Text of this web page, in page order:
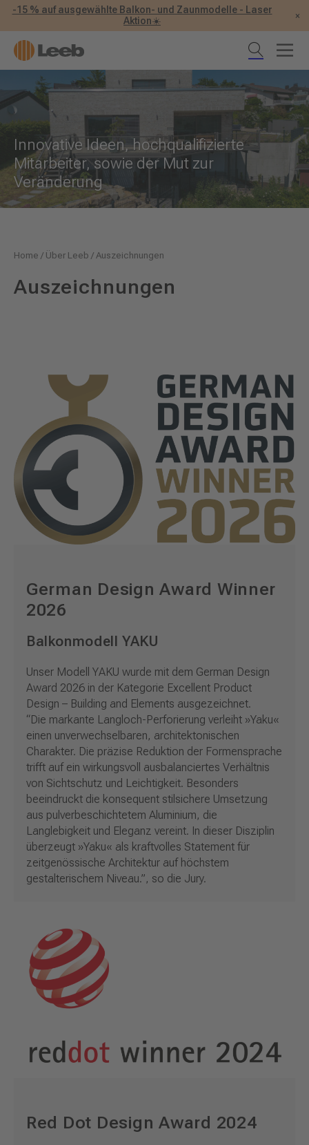
-15 % auf ausgewählte Balkon- und Zaunmodelle - Laser
Aktion☀️
×
Innovative Ideen, hochqualifizierte
Mitarbeiter, sowie der Mut zur
Veränderung
Home / Über Leeb / Auszeichnungen
Auszeichnungen
German Design Award Winner
2026
Balkonmodell YAKU
Unser Modell YAKU wurde mit dem German Design
Award 2026 in der Kategorie Excellent Product
Design – Building and Elements ausgezeichnet.
“Die markante Langloch-Perforierung verleiht »Yaku«
einen unverwechselbaren, architektonischen
Charakter. Die präzise Reduktion der Formensprache
trifft auf ein wirkungsvoll ausbalanciertes Verhältnis
von Sichtschutz und Leichtigkeit. Besonders
beeindruckt die konsequent stilsichere Umsetzung
aus pulverbeschichtetem Aluminium, die
Langlebigkeit und Eleganz vereint. In dieser Disziplin
überzeugt »Yaku« als kraftvolles Statement für
zeitgenössische Architektur auf höchstem
gestalterischem Niveau.”, so die Jury.
Red Dot Design Award 2024